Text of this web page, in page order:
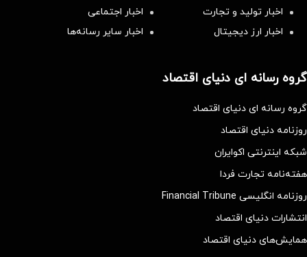
اخبار تولید و تجارت
اخبار اجتماعی
اخبار ارز دیجیتال
اخبار سایر رسانه‌‌ها
گروه رسانه ای دنیای اقتصاد
گروه رسانه ای دنیای اقتصاد
روزنامه دنیای اقتصاد
شبکه اینترنتی اکوایران
هفته‌نامه تجارت فردا
روزنامه انگلیسی Financial Tribune
انتشارات دنیای اقتصاد
همایش‌های دنیای اقتصاد